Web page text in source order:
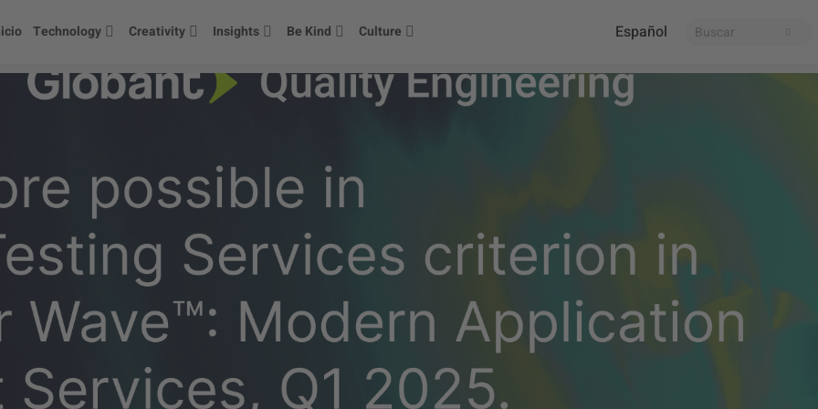
Technology Creativity Insights Be Kind Culture Español